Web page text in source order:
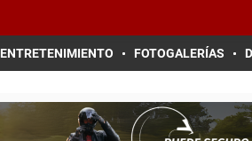
ENTRETENIMIENTO FOTOGALERÍAS